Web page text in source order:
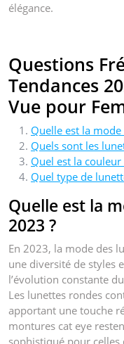
élégance.
Questions
Tendances
Vue pour
Quelle est la
Quels sont les
Quel est la
Quel type de
Quelle est la
2023 ?
En 2023, la mode des
une diversité de styles
l’évolution constante
Les lunettes rondes
apportant une touche
montures cat eye
sophistiqué pour